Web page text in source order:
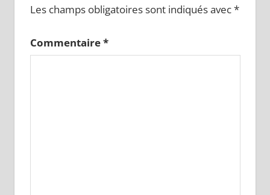
Les champs obligatoires sont indiqués avec*
Commentaire*